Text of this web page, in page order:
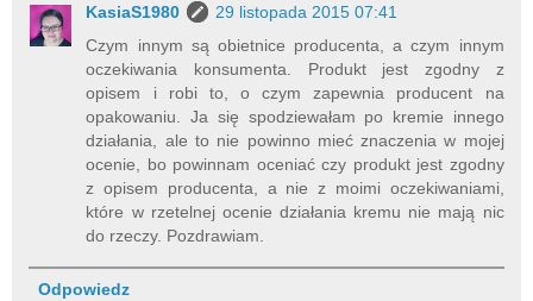
KasiaS1980
29 listopada 2015 07:41
Czym innym są obietnice producenta, a czym innym
oczekiwania konsumenta. Produkt jest zgodny z
opisem i robi to, o czym zapewnia producent na
opakowaniu. Ja się spodziewałam po kremie innego
działania, ale to nie powinno mieć znaczenia w mojej
ocenie, bo powinnam oceniać czy produkt jest zgodny
z opisem producenta, a nie z moimi oczekiwaniami,
które w rzetelnej ocenie działania kremu nie mają nic
do rzeczy. Pozdrawiam.
Odpowiedz